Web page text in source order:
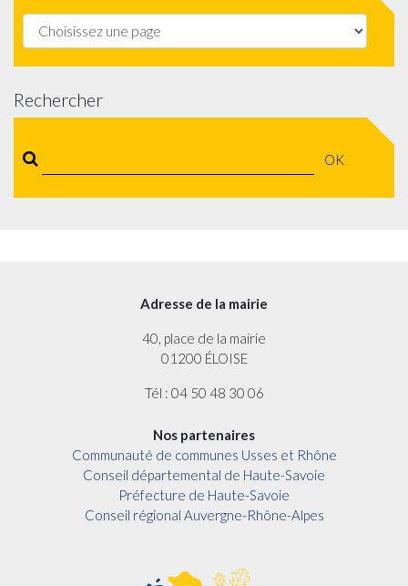
Rechercher
OK
Adresse de la mairie
40, place de la mairie
01200 ÉLOISE
Tél : 04 50 48 30 06
Nos partenaires
Communauté de communes Usses et Rhône
Conseil départemental de Haute-Savoie
Préfecture de Haute-Savoie
Conseil régional Auvergne-Rhône-Alpes